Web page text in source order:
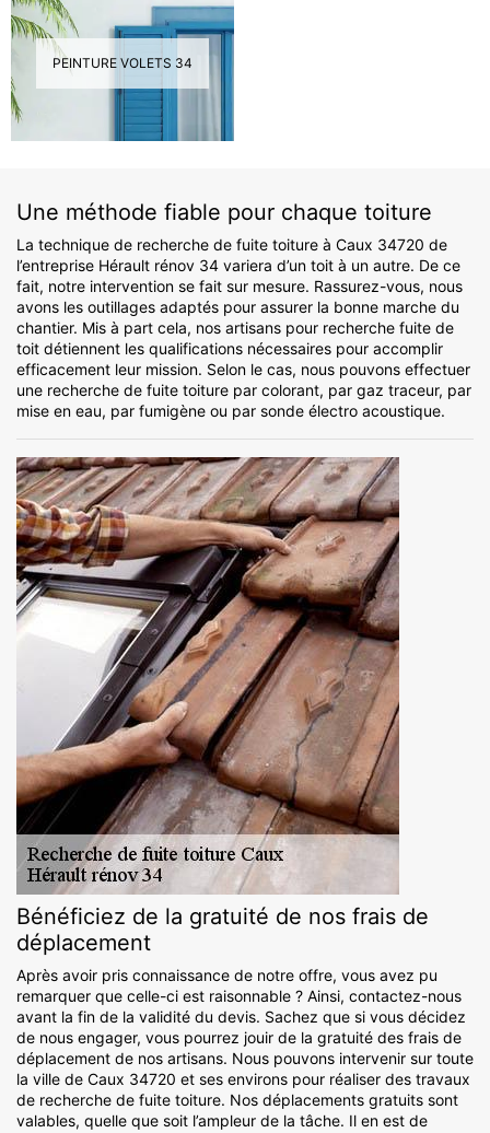
PEINTURE VOLETS 34
Une méthode fiable pour chaque toiture
La technique de recherche de fuite toiture à Caux 34720 de
l’entreprise Hérault rénov 34 variera d’un toit à un autre. De ce
fait, notre intervention se fait sur mesure. Rassurez-vous, nous
avons les outillages adaptés pour assurer la bonne marche du
chantier. Mis à part cela, nos artisans pour recherche fuite de
toit détiennent les qualifications nécessaires pour accomplir
efficacement leur mission. Selon le cas, nous pouvons effectuer
une recherche de fuite toiture par colorant, par gaz traceur, par
mise en eau, par fumigène ou par sonde électro acoustique.
Bénéficiez de la gratuité de nos frais de
déplacement
Après avoir pris connaissance de notre offre, vous avez pu
remarquer que celle-ci est raisonnable ? Ainsi, contactez-nous
avant la fin de la validité du devis. Sachez que si vous décidez
de nous engager, vous pourrez jouir de la gratuité des frais de
déplacement de nos artisans. Nous pouvons intervenir sur toute
la ville de Caux 34720 et ses environs pour réaliser des travaux
de recherche de fuite toiture. Nos déplacements gratuits sont
valables, quelle que soit l’ampleur de la tâche. Il en est de